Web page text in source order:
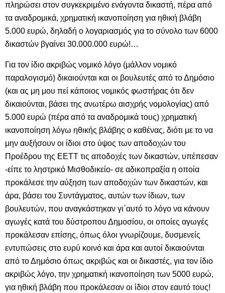
πληρώσει στον συγκεκριμένο ενάγοντα δικαστή, πέρα από
τα αναδρομικά, χρηματική ικανοποίηση για ηθική βλάβη
5.000 ευρώ, δηλαδή ο λογαριασμός για το σύνολο των 6000
δικαστών βγαίνει 30.000.000 ευρώ!…
Για τον ίδιο ακριβώς νομικό λόγο (μάλλον νομικό
παραλογισμό) δικαιούνται και οι βουλευτές από το Δημόσιο
(και ας μη μου πεί κάποιος νομικός φωστήρας ότι δεν
δικαιούνται, βάσει της ανωτέρω αισχρής νομολογίας) από
5.000 ευρώ (πέρα από τα αναδρομικά τους) χρηματική
ικανοποίηση λόγω ηθικής βλάβης ο καθένας, διότι με το να
μην αυξήσουν οι ίδιοι στο ύψος των αποδοχών του
Προέδρου της ΕΕΤΤ τις αποδοχές των δικαστών, υπέπεσαν
-είπε το ληστρικό Μισθοδικείο- σε αδικοπραξία η οποία
προκάλεσε την αύξηση των αποδοχών των δικαστών, και
άρα, βάσει του Συντάγματος, αυτών των ίδιων, των
βουλευτών, που αναγκάστηκαν γι΄αυτό το λόγο να κάνουν
αγωγές κατά του δύστροπου Δημοσίου, οι οποίες αγωγές
προκάλεσαν επίσης, όπως όλοι γνωρίζουμε, δυσμενείς
εντυπώσεις στο ευρύ κοινό και άρα και αυτοί δικαιούνται
από το Δημόσιο όπως ακριβώς και οι δικαστές, για τον ίδιο
ακριβώς λόγο, την χρηματική ικανοποίηση των 5000 ευρώ,
για ηθική βλάβη που προκάλεσαν οι ίδιοι στον εαυτό τους!